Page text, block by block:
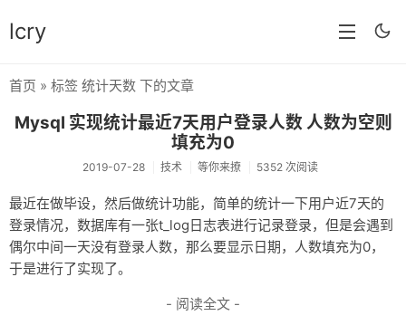
lcry
分类
分享
技术
教程
首页 » 标签 统计天数 下的文章
Mysql 实现统计最近7天用户登录人数 人数为空则
填充为0
2019-07-28 技术 等你来撩 5352 次阅读
最近在做毕设，然后做统计功能，简单的统计一下用户近7天的
登录情况，数据库有一张t_log日志表进行记录登录，但是会遇到
偶尔中间一天没有登录人数，那么要显示日期，人数填充为0，
于是进行了实现了。
- 阅读全文 -